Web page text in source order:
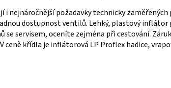
i nejnáročnější požadavky technicky
dostupnost ventilů. Lehký, plastový inflátor
se servisem, oceníte zejména při cestování.
ceně křídla je inflátorová LP Proflex hadice,